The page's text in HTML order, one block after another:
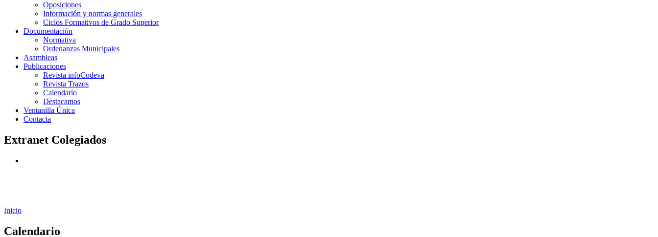
Oposiciones
Información y normas generales
Ciclos Formativos de Grado Superior
Documentación
Normativa
Ordenanzas Municipales
Asambleas
Publicaciones
Revista infoCodeva
Revista Trazos
Calendario
Destacamos
Ventanilla Única
Contacta
Extranet Colegiados
Inicio
Calendario